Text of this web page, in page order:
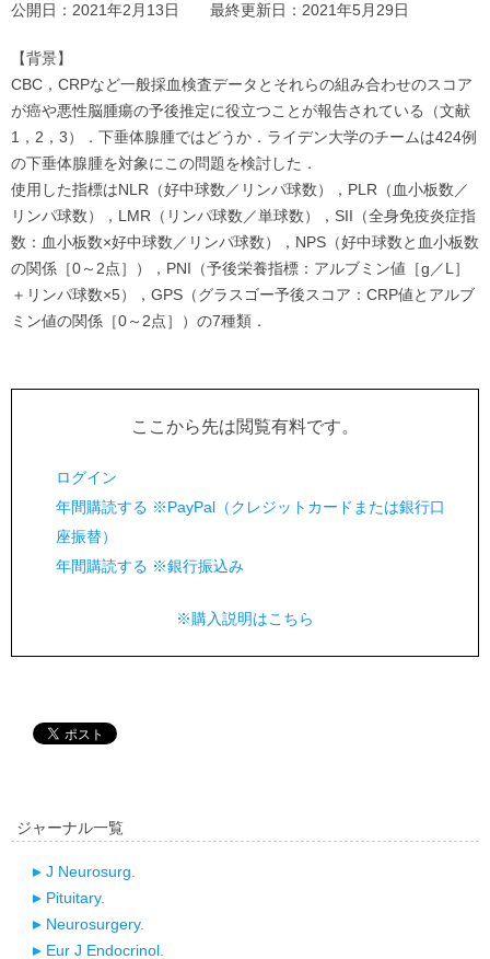
公開日： 2021年2月13日 最終更新日： 2021年5月29日
【背景】
CBC，CRPなど一般採血検査データとそれらの組み合わせのスコア
が癌や悪性脳腫瘍の予後推定に役立つことが報告されている（文献
1，2，3）．下垂体腺腫ではどうか．ライデン大学のチームは424例
の下垂体腺腫を対象にこの問題を検討した．
使用した指標はNLR（好中球数／リンパ球数），PLR（血小板数／
リンパ球数），LMR（リンパ球数／単球数），SII（全身免疫炎症指
数：血小板数×好中球数／リンパ球数），NPS（好中球数と血小板数
の関係［0～2点］），PNI（予後栄養指標：アルブミン値［g／L］
＋リンパ球数×5），GPS（グラスゴー予後スコア：CRP値とアルブ
ミン値の関係［0～2点］）の7種類．
ここから先は閲覧有料です。
ログイン
年間購読する ※PayPal（クレジットカードまたは銀行口
座振替）
年間購読する ※銀行振込み
※購入説明はこちら
ジャーナル一覧
J Neurosurg.
Pituitary.
Neurosurgery.
Eur J Endocrinol.